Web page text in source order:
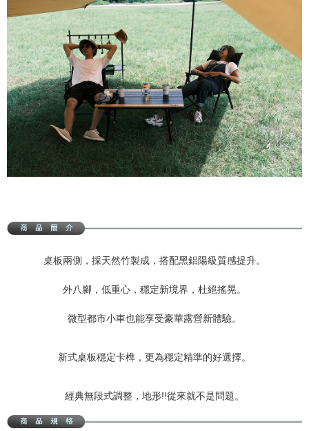
桌板兩側，採天然竹製成，搭配黑鋁陽級質感提升。
外八腳，低重心，穩定新境界，杜絕搖晃。
微型都市小車也能享受豪華露營新體驗。
新式桌板穩定卡榫，更為穩定精準的好選擇。
經典無段式調整，地形!!從來就不是問題。